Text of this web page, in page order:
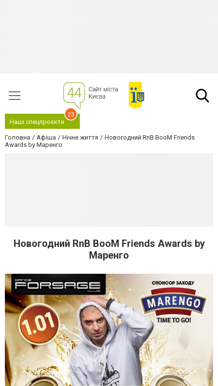
Наші спецпроєкти
23
Головна Афіша Нічне життя
Новогодний RnB BooM Friends
Awards by Маренго
Новогодний RnB BooM Friends Awards by
Маренго